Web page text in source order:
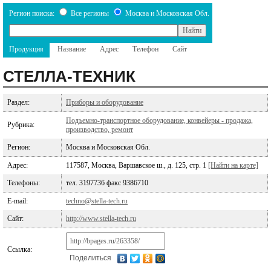
Регион поиска: Все регионы Москва и Московская Обл.
Продукция Название Адрес Телефон Сайт
СТЕЛЛА-ТЕХНИК
Раздел: Приборы и оборудование
Рубрика:
Подъемно-транспортное оборудование, конвейеры - продажа,
производство, ремонт
Регион: Москва и Московская Обл.
Адрес: 117587, Москва, Варшавское ш., д. 125, стр. 1 [Найти на карте]
Телефоны: тел. 3197736 факс 9386710
E-mail: techno@stella-tech.ru
Сайт: http://www.stella-tech.ru
Ссылка:
Поделиться